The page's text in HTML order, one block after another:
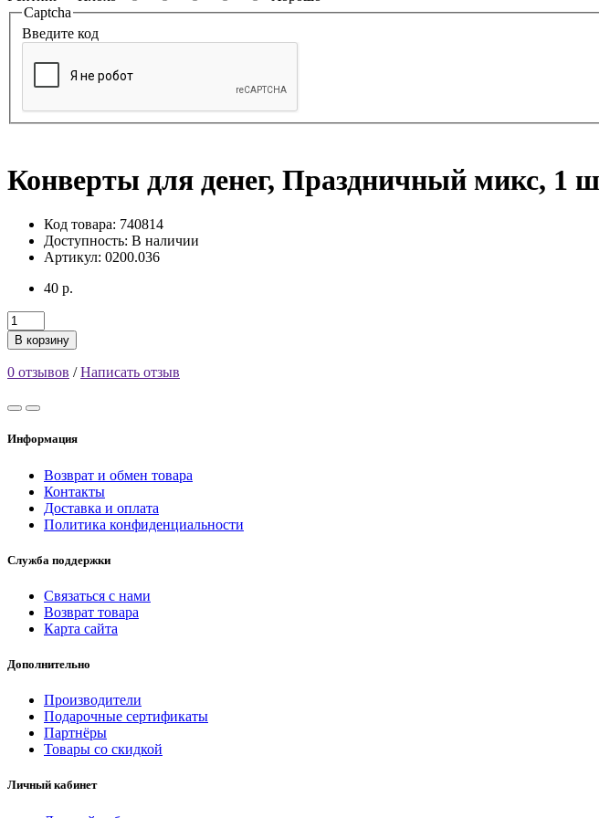
Captcha
Введите код
Конверты для денег, Праздничный микс, 1
Код товара: 740814
Доступность: В наличии
Артикул: 0200.036
40 р.
В корзину
0 отзывов /Написать отзыв
Информация
Возврат и обмен товара
Контакты
Доставка и оплата
Политика конфиденциальности
Служба поддержки
Связаться с нами
Возврат товара
Карта сайта
Дополнительно
Производители
Подарочные сертификаты
Партнёры
Товары со скидкой
Личный кабинет